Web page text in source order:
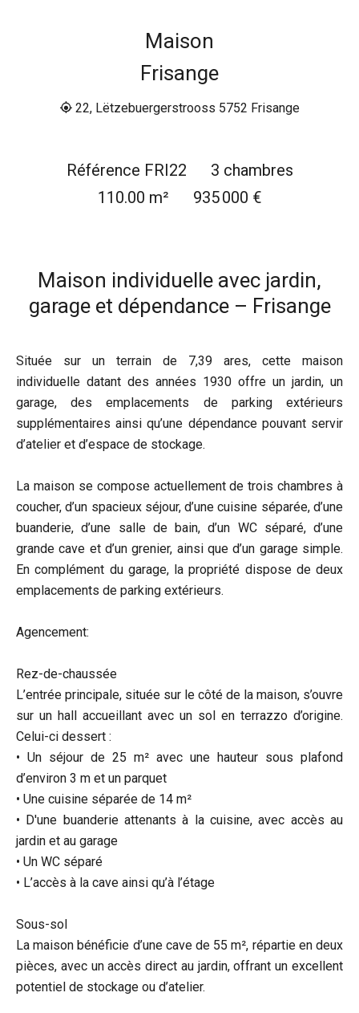
Maison
Frisange
22, Lëtzebuergerstrooss 5752 Frisange
Référence FRI22
3 chambres
110.00 m² 935 000 €
Maison individuelle avec jardin,
garage et dépendance – Frisange
Située sur un terrain de 7,39 ares, cette maison
individuelle datant des années 1930 offre un jardin, un
garage, des emplacements de parking extérieurs
supplémentaires ainsi qu’une dépendance pouvant servir
d’atelier et d’espace de stockage.
La maison se compose actuellement de trois chambres à
coucher, d’un spacieux séjour, d’une cuisine séparée, d’une
buanderie, d’une salle de bain, d’un WC séparé, d’une
grande cave et d’un grenier, ainsi que d’un garage simple.
En complément du garage, la propriété dispose de deux
emplacements de parking extérieurs.
Agencement:
Rez-de-chaussée
L’entrée principale, située sur le côté de la maison, s’ouvre
sur un hall accueillant avec un sol en terrazzo d’origine.
Celui-ci dessert :
• Un séjour de 25 m² avec une hauteur sous plafond
d’environ 3 m et un parquet
• Une cuisine séparée de 14 m²
• D'une buanderie attenants à la cuisine, avec accès au
jardin et au garage
• Un WC séparé
• L’accès à la cave ainsi qu’à l’étage
Sous-sol
La maison bénéficie d’une cave de 55 m², répartie en deux
pièces, avec un accès direct au jardin, offrant un excellent
potentiel de stockage ou d’atelier.